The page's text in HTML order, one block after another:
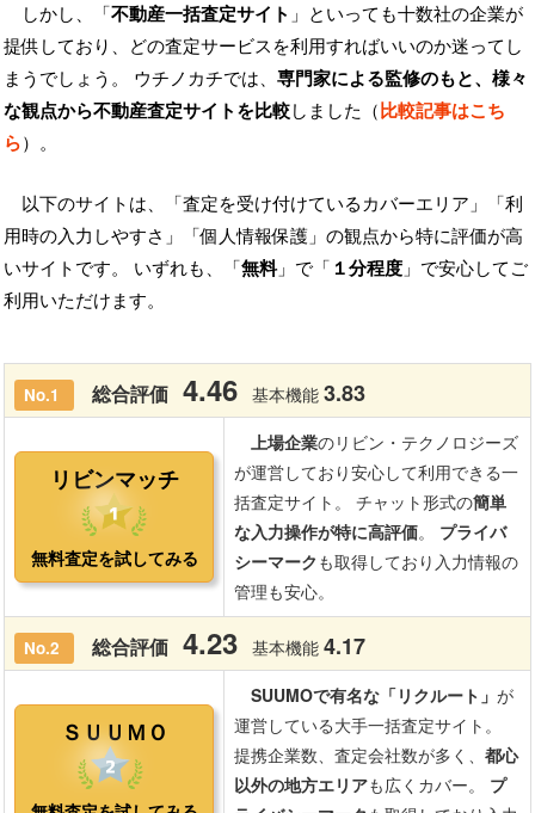
しかし、「不動産一括査定サイト 」といっても十数社の企業が
提供しており、どの査定サービスを利用すればいいのか迷ってし
まうでしょう。 ウチノカチでは、 専門家による監修のもと、様々
な観点から不動産査定サイトを比較しました（比較記事はこち
ら）。
以下のサイトは、「査定を受け付けているカバーエリア」「利
用時の入力しやすさ」「個人情報保護」の観点から特に評価が高
いサイトです。 いずれも、「無料」で「 １分程度 」で安心してご
利用いただけます。